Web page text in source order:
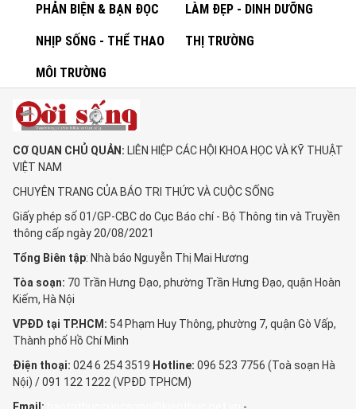
PHẢN BIỆN & BẠN ĐỌC LÀM ĐẸP - DINH DƯỠNG
NHỊP SỐNG - THỂ THAO THỊ TRƯỜNG
MÔI TRƯỜNG
CƠ QUAN CHỦ QUẢN: LIÊN HIỆP CÁC HỘI KHOA HỌC VÀ KỸ THUẬT
VIỆT NAM
CHUYÊN TRANG CỦA BÁO TRI THỨC VÀ CUỘC SỐNG
Giấy phép số 01/GP-CBC do Cục Báo chí - Bộ Thông tin và Truyền
thông cấp ngày 20/08/2021
Tổng Biên tập: Nhà báo Nguyễn Thị Mai Hương
Tòa soạn: 70 Trần Hưng Đạo, phường Trần Hưng Đạo, quận Hoàn
Kiếm, Hà Nội
VPĐD tại TP.HCM: 54 Phạm Huy Thông, phường 7, quận Gò Vấp,
Thành phố Hồ Chí Minh
Điện thoại: 024 6 254 3519 Hotline: 096 523 7756 (Toà soạn Hà
Nội) / 091 122 1222 (VPĐD TPHCM)